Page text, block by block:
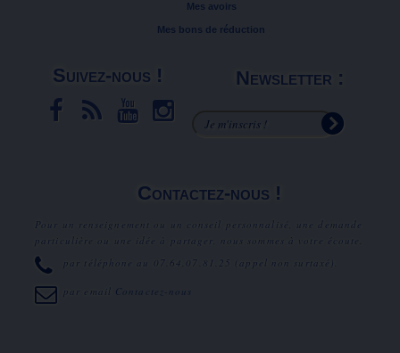
Mes avoirs
Mes bons de réduction
Suivez-nous ! Newsletter :
Contactez-nous !
Pour un renseignement ou un conseil personnalisé, une demande
particulière ou une idée à partager, nous sommes à votre écoute.
par téléphone au
07.64.07.81.25 (appel non surtaxé).
par email Contactez-nous